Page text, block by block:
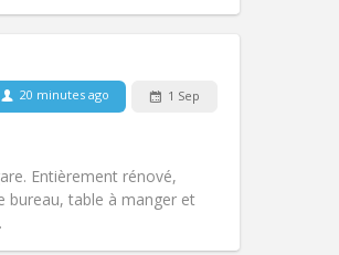
20 minutes ago 1 Sep
Entièrement rénové,
bureau, table à manger et
Warm, calm, studious